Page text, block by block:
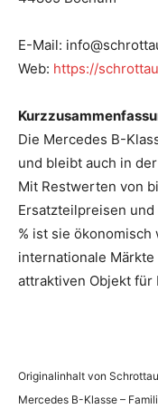
E-Mail:
Web: https://
Die Mercedes B-
und bleibt auch in
Mit Restwerten von
Ersatzteilpreisen
% ist sie
internationale
attraktiven Objekt für
Originalinhalt von
Mercedes B-Klasse –